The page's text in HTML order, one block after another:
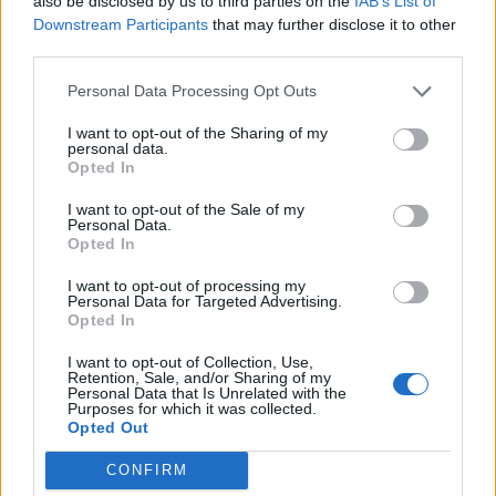
Downstream Participants that may further disclose it to other
Personal Data Processing Opt Outs
I want to opt-out of the Sharing of my
personal data.
Opted In
I want to opt-out of the Sale of my
Personal Data.
Opted In
I want to opt-out of processing my
Personal Data for Targeted Advertising.
Opted In
I want to opt-out of Collection, Use,
Retention, Sale, and/or Sharing of my
Personal Data that Is Unrelated with the
Purposes for which it was collected.
Opted Out
CONFIRM
χρειάζονται δύο πράγματα, καλή γνώση του
συμφωνίες". Ο κ. Τατούλης σημείωσε ότι στην
καμία προκήρυξη, ψηφίζει την πολιτική που θα
ακολουθηθεί. "Θέλουμε να κάνουμε την
Περιφέρεια μας περιφέρεια της αειφορίας"
τόνισε ο Περιφερειάρχης Πελοποννήσου, "μια
αποκαταστήσουμε τις συνέπειες των βλαβών
που δημιουργήθηκαν σε προηγούμενα χρόνια
χάριν της ανευθυνότητας μας, γιατί το
οφείλουμε, το χρωστάμε, και το κάναμε
προτείνοντας συγκεκριμένο σχέδιο δράσης, που
θα δώσει το συγκριτικό πλεονέκτημα στην
περιφέρεια, που θα δώσει την ευκαιρία να